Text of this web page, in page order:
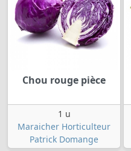
Chou rouge pièce
1 u
Maraicher Horticulteur
Patrick Domange